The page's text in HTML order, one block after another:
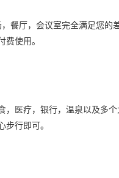
餐厅，会议室完全满足您
费使用。
，医疗，银行，温泉以及多
步行即可。